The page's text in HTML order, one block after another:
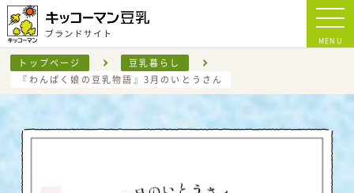
MENU
トップページ
豆乳暮らし
『わんぱく娘の豆乳物語』3月のいとうさん